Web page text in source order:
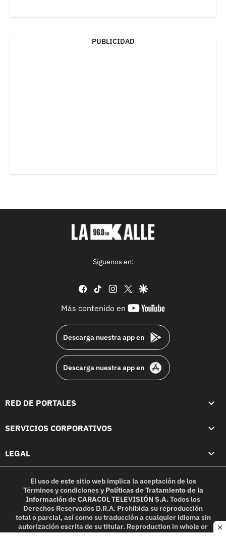
PUBLICIDAD
Síguenos en:
facebook
tiktok instagram
twittergoogle
Más contenido en
youtube-
Descarga nuestra app en
Descarga nuestra app en
RED DE PORTALES
SERVICIOS CORPORATIVOS
LEGAL
El uso de este sitio web implica la aceptación de los
Términos y condicionesy Políticas de Tratamiento de la
InformacióndeCARACOL TELEVISIÓN S.A.Todos los
Derechos Reservados D.R.A. Prohibida su reproducción
total o parcial, así como su traducción a cualquier idioma sin
autorización escrita de su titular. Reproduction in whole or
in part, or translation without written permission is